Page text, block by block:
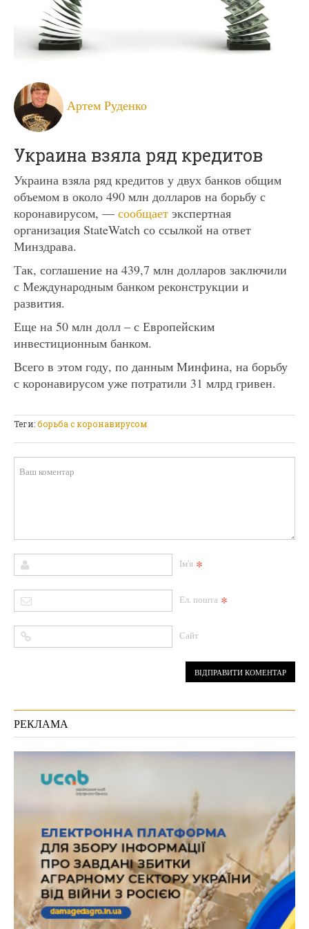
Артем Руденко
Украина взяла ряд кредитов
Украина взяла ряд кредитов у двух банков общим
объемом в около 490 млн долларов на борьбу с
коронавирусом, — сообщает экспертная
организация StateWatch со ссылкой на ответ
Минздрава.
Так, соглашение на 439,7 млн ​​долларов заключили
с Международным банком реконструкции и
развития.
Еще на 50 млн долл – с Европейским
инвестиционным банком.
Всего в этом году, по данным Минфина, на борьбу
с коронавирусом уже потратили 31 млрд гривен.
Теги:борьба с коронавирусом
Ім'я *
Ел. пошта *
Сайт
РЕКЛАМА